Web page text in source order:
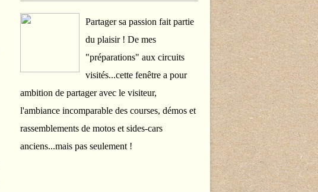
Partager sa passion fait partie
du plaisir ! De mes
"préparations" aux circuits
visités...cette fenêtre a pour
ambition de partager avec le visiteur,
l'ambiance incomparable des courses, démos et
rassemblements de motos et sides-cars
anciens...mais pas seulement !